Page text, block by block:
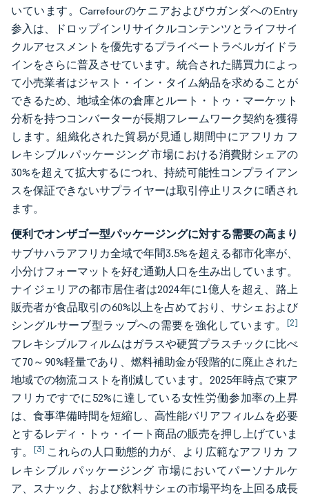
いています。CarrefourのケニアおよびウガンダへのEntry
参入は、ドロップインリサイクルコンテンツとライフサイ
クルアセスメントを優先するプライベートラベルガイドラ
インをさらに普及させています。統合された購買力によっ
て小売業者はジャスト・イン・タイム納品を求めることが
できるため、地域全体の倉庫とルート・トゥ・マーケット
分析を持つコンバーターが長期フレームワーク契約を獲得
します。組織化された貿易が見通し期間中にアフリカ フ
レキシブル パッケージング 市場における消費財シェアの
30%を超えて拡大するにつれ、持続可能性コンプライアン
スを保証できないサプライヤーは取引停止リスクに晒され
ます。
便利でオンザゴー型パッケージングに対する需要の高まり
サブサハラアフリカ全域で年間3.5%を超える都市化率が、
小分けフォーマットを好む通勤人口を生み出しています。
ナイジェリアの都市居住者は2024年に1億人を超え、路上
販売者が食品取引の60%以上を占めており、サシェおよび
シングルサーブ型ラップへの需要を強化しています。 [2]
フレキシブルフィルムはガラスや硬質プラスチックに比べ
て70～90%軽量であり、燃料補助金が段階的に廃止された
地域での物流コストを削減しています。2025年時点で東ア
フリカですでに52%に達している女性労働参加率の上昇
は、食事準備時間を短縮し、高性能バリアフィルムを必要
とするレディ・トゥ・イート商品の販売を押し上げていま
す。 [3] これらの人口動態的力が、より広範なアフリカ フ
レキシブル パッケージング 市場においてパーソナルケ
ア、スナック、および飲料サシェの市場平均を上回る成長